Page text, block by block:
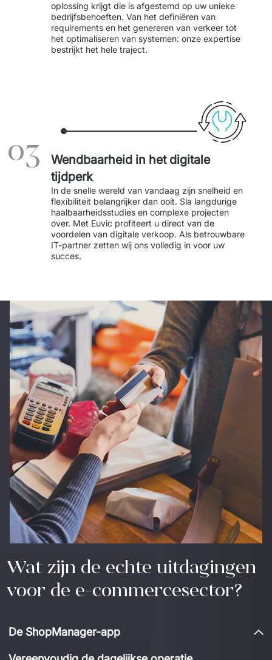
oplossing krijgt die is afgestemd op uw unieke
bedrijfsbehoeften. Van het definiëren van
requirements en het genereren van verkeer tot
het optimaliseren van systemen: onze expertise
bestrijkt het hele traject.
03
Wendbaarheid in het digitale
tijdperk
In de snelle wereld van vandaag zijn snelheid en
flexibiliteit belangrijker dan ooit. Sla langdurige
haalbaarheidsstudies en complexe projecten
over. Met Euvic profiteert u direct van de
voordelen van digitale verkoop. Als betrouwbare
IT-partner zetten wij ons volledig in voor uw
succes.
Wat zijn de echte uitdagingen
voor de e-commercesector?
De ShopManager-app